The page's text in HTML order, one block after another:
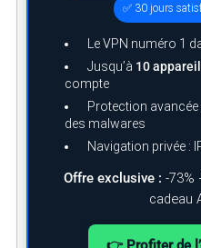
✅ 30 jours
Le VPN numéro 1
Jusqu’à 10
compte
Protection
des malwares
Navigation privée :
Offre exclusive : -73%
cadeau